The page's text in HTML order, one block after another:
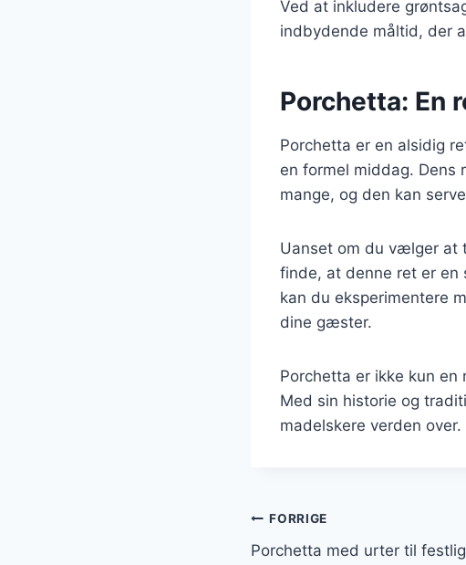
Ved at inkludere
indbydende måltid, der
Porchetta: En
Porchetta er en alsidig
en formel middag. Dens
mange, og den kan
Uanset om du vælger at
finde, at denne ret er en
kan du eksperimentere
dine gæster.
Porchetta er ikke kun
Med sin historie og
madelskere verden over.
Indlægsnavigation
FORRIGE
Porchetta med urter til